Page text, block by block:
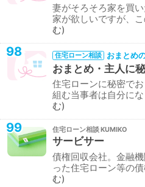
妻がそろそろ家を買
家が欲しいですが、
む
98 住宅ローン相談 おまとめ
おまとめ・主人に
住宅ローンに秘密で
組む当事者は自分に
む
99 住宅ローン相談
サービサー
債権回収会社。金融
った住宅ローン等の
む